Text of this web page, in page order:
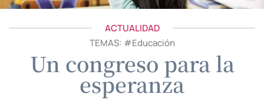
ACTUALIDAD
TEMAS: #Educación
Un congreso para la
esperanza